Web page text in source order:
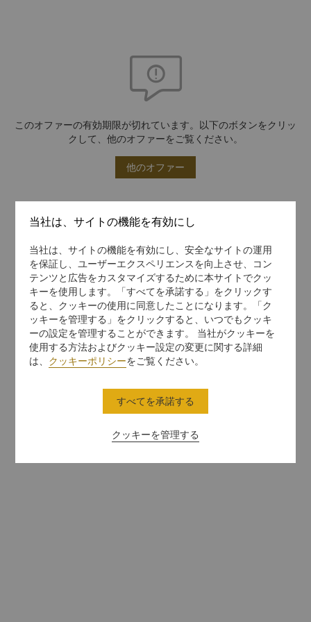
このオファーの有効期限が切れています。以下のボタンをクリッ
クして、他のオファーをご覧ください。
他のオファー
当社は、サイトの機能を有効にし
当社は、サイトの機能を有効にし、安全なサイトの運用
を保証し、ユーザーエクスペリエンスを向上させ、コン
テンツと広告をカスタマイズするために本サイトでクッ
キーを使用します。「すべてを承諾する」をクリックす
ると、クッキーの使用に同意したことになります。「ク
ッキーを管理する」をクリックすると、いつでもクッキ
ーの設定を管理することができます。 当社がクッキーを
使用する方法およびクッキー設定の変更に関する詳細
は、 クッキーポリシーをご覧ください。
クッキーを管理する
すべてを承諾する